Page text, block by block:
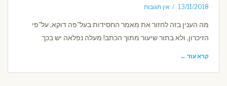
13/11/2018 אין תגובות
מה הענין בזה לחזור את מאמר החסידות בעל־פה דוקא, על־פי
הזיכרון, ולא בתור שיעור מתוך הכתב! מעלה נפלאה יש בכך
קרא עוד ←